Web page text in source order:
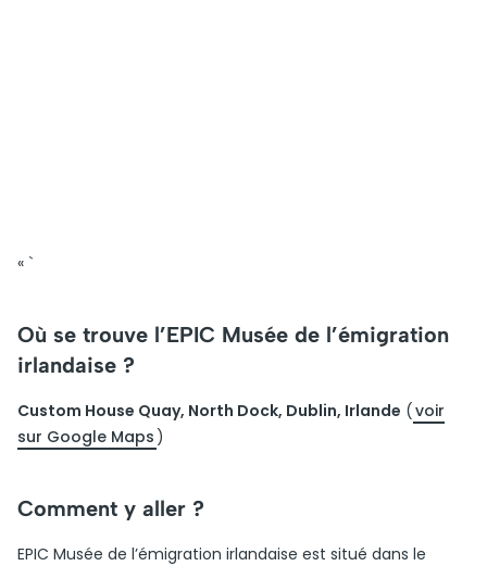
« `
Où se trouve l’EPIC Musée de l’émigration
irlandaise ?
Custom House Quay, North Dock, Dublin, Irlande (voir
sur Google Maps )
Comment y aller ?
EPIC Musée de l’émigration irlandaise est situé dans le